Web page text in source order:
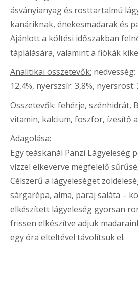
ásványianyag és rosttartalmú
kanáriknak, énekesmadarak és
Ajánlott a költési időszakban
táplálására, valamint a fiókák
Analitikai összetevők:
12,4%, nyerszsír: 3,8%, nyersrost:
Összetevők: fehérje, szénhidrát,
vitamin, kalcium, foszfor, ízesítő
Adagolása:
Egy teáskanál Panzi Lágyeleség
vízzel elkeverve megfelelő
Célszerű a lágyeleséget
sárgarépa, alma, paraj saláta –
elkészített lágyeleség gyorsan
frissen elkészítve adjuk
egy óra elteltével távolítsuk el.